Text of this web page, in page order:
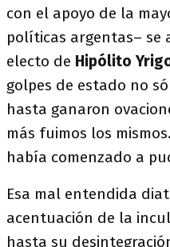
con el apoyo de la
políticas argentas– se
electo de Hipólito
golpes de estado no
hasta ganaron
más fuimos los
había comenzado a
Esa mal entendida
acentuación de la
hasta su